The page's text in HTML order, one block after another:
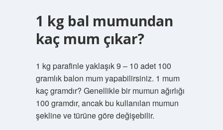
1 kg bal mumundan
kaç mum çıkar?
1 kg parafinle yaklaşık 9 – 10 adet 100
gramlık balon mum yapabilirsiniz. 1 mum
kaç gramdır? Genellikle bir mumun ağırlığı
100 gramdır, ancak bu kullanılan mumun
şekline ve türüne göre değişebilir.